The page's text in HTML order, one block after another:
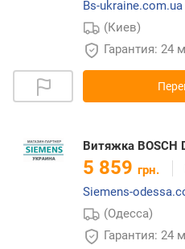
Bs-ukraine.com.ua
(Киев)
Гарантия: 24
Витяжка BOSCH
5 859 грн.
Siemens-
(Одесса)
Гарантия: 24